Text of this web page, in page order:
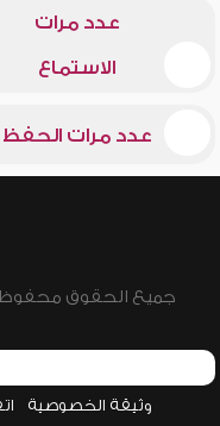
عدد مرات
الاستماع
عدد مرات الحفظ
جميع الحقوق محفوظة © 2026 - 1998 لشبكة
وثيقة الخصوصية